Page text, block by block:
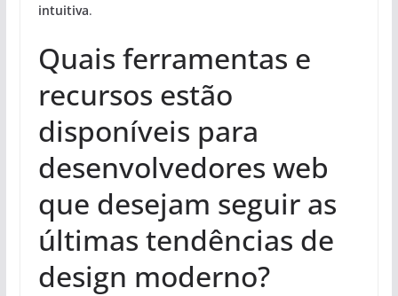
intuitiva.
Quais ferramentas e
recursos estão
disponíveis para
desenvolvedores web
que desejam seguir as
últimas tendências de
design moderno?